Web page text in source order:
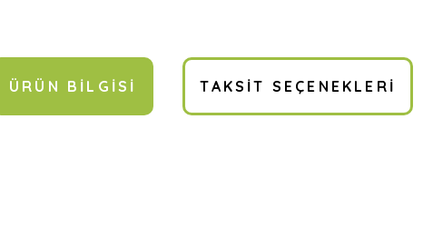
ÜRÜN BILGISI TAKSIT SEÇENEKLERI